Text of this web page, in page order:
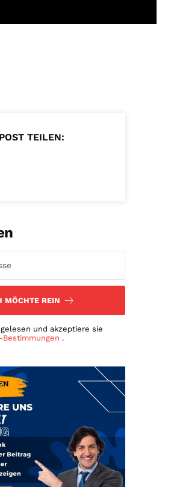
POST TEILEN:
MÖCHTE REIN
und akzeptiere sie
.